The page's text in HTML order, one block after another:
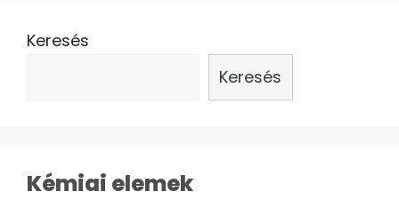
Keresés
Keresés
Kémiai elemek